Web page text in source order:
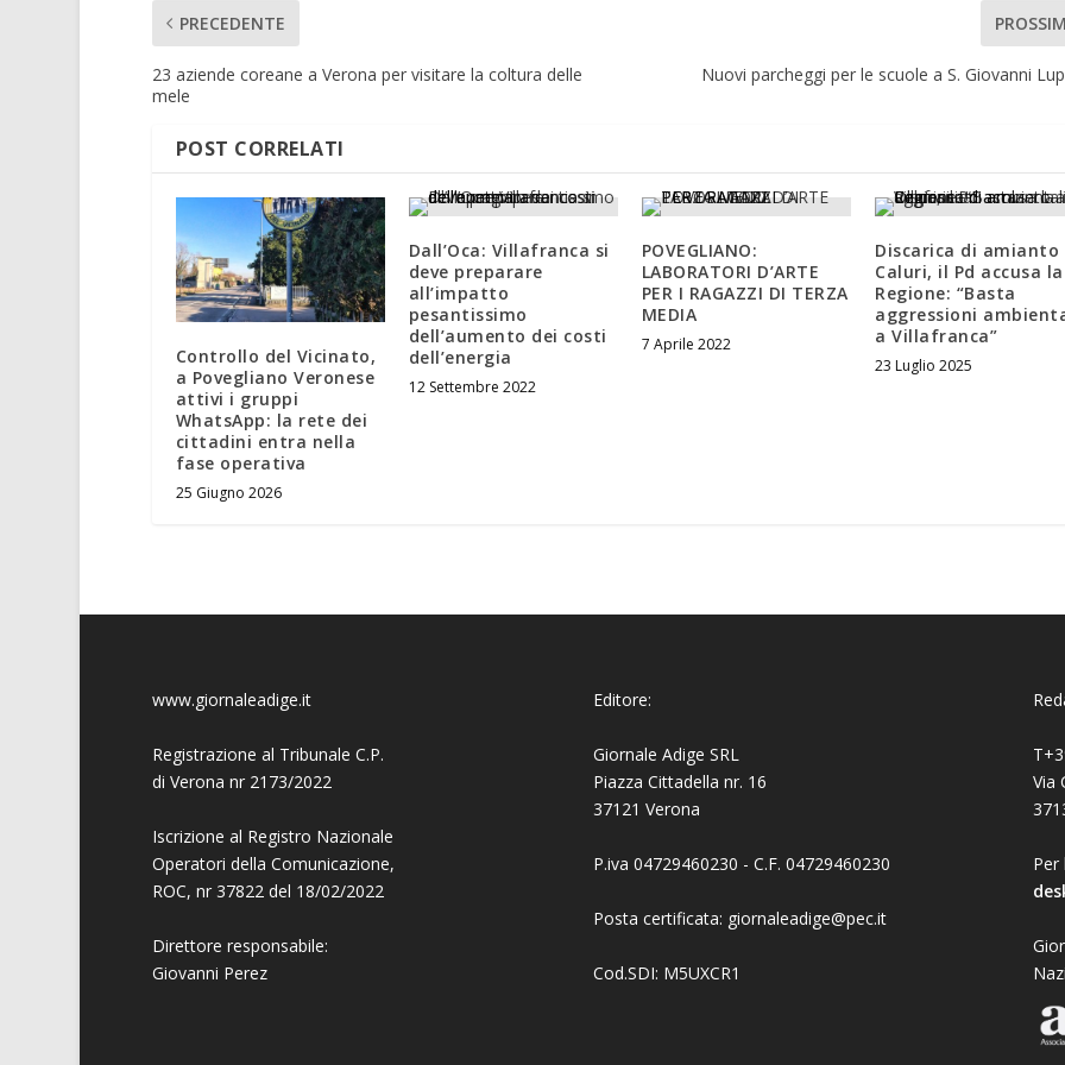
PRECEDENTE
23 aziende coreane a Verona per visitare la coltura delle
mele
Nuovi parcheggi per le scuole a S. Giovanni
POST CORRELATI
Controllo del Vicinato,
a Povegliano Veronese
attivi i gruppi
WhatsApp: la rete dei
cittadini entra nella
fase operativa
25 Giugno 2026
Dall’Oca: Villafranca si
deve preparare
all’impatto
pesantissimo
dell’aumento dei costi
dell’energia
12 Settembre 2022
POVEGLIANO:
LABORATORI D’ARTE
PER I RAGAZZI DI TERZA
MEDIA
7 Aprile 2022
Discarica di amianto
Caluri, il Pd accusa la
Regione: “Basta
aggressioni
a Villafranca”
23 Luglio 2025
www.giornaleadige.it
Registrazione al Tribunale C.P.
di Verona nr 2173/2022
Iscrizione al Registro Nazionale
Operatori della Comunicazione,
ROC, nr 37822 del 18/02/2022
Direttore responsabile:
Giovanni Perez
Editore:
Giornale Adige SRL
Piazza Cittadella nr. 16
37121 Verona
P.iva 04729460230 - C.F. 04729460230
Posta certificata: giornaleadige@pec.it
Cod.SDI: M5UXCR1
Via
Per